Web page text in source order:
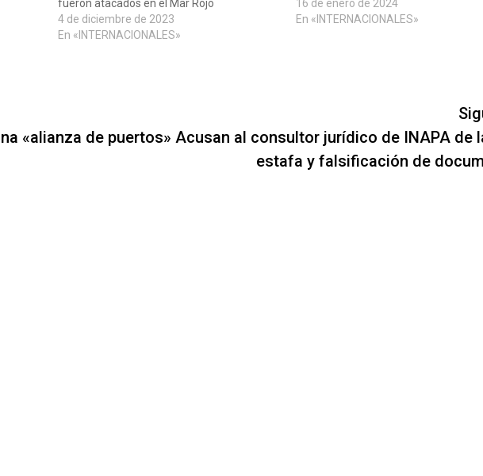
fueron atacados en el Mar Rojo
4 de diciembre de 2023
En «INTERNACIONALES»
16 de enero de 2024
En «INTERNACIONALES»
«alianza de puertos» Acusan al consultor jurídico de INAPA de
estafa y falsificación de